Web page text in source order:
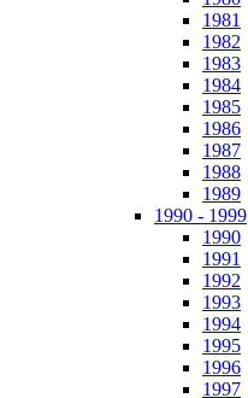
1981
1982
1983
1984
1985
1986
1987
1988
1989
1990 - 1999
1990
1991
1992
1993
1994
1995
1996
1997